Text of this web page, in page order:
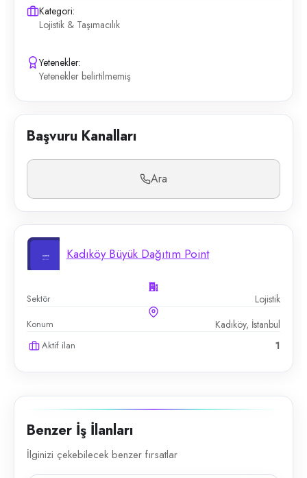
Kategori:
Lojistik & Taşımacılık
Yetenekler:
Yetenekler belirtilmemiş
Başvuru Kanalları
Ara
Kadıköy Büyük Dağıtım Point
Sektör Lojistik
Konum Kadıköy, İstanbul
Aktif ilan 1
Benzer İş İlanları
İlginizi çekebilecek benzer fırsatlar